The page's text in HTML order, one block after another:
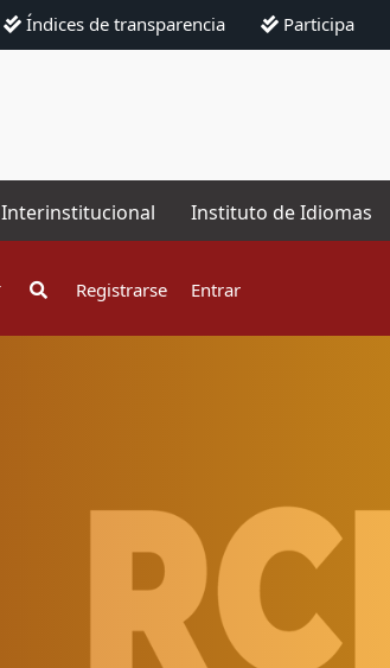
Índices de transparencia Participa
Interinstitucional Instituto de Idiomas
Registrarse Entrar